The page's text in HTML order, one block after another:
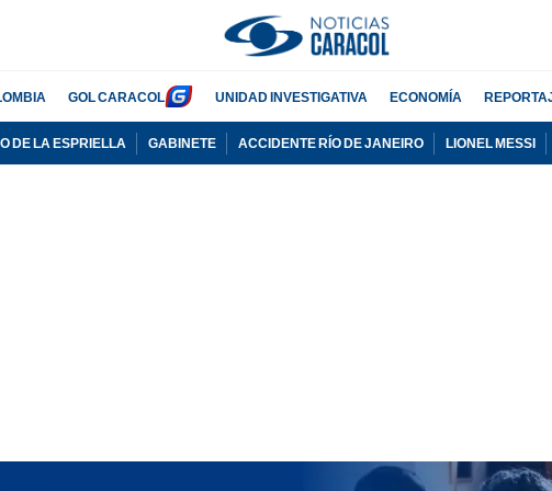
GOL CARACOL UNIDAD INVESTIGATIVA ECONOMÍA
DE LA ESPRIELLA GABINETE ACCIDENTE RÍO DE JANEIRO LIONEL MESSI